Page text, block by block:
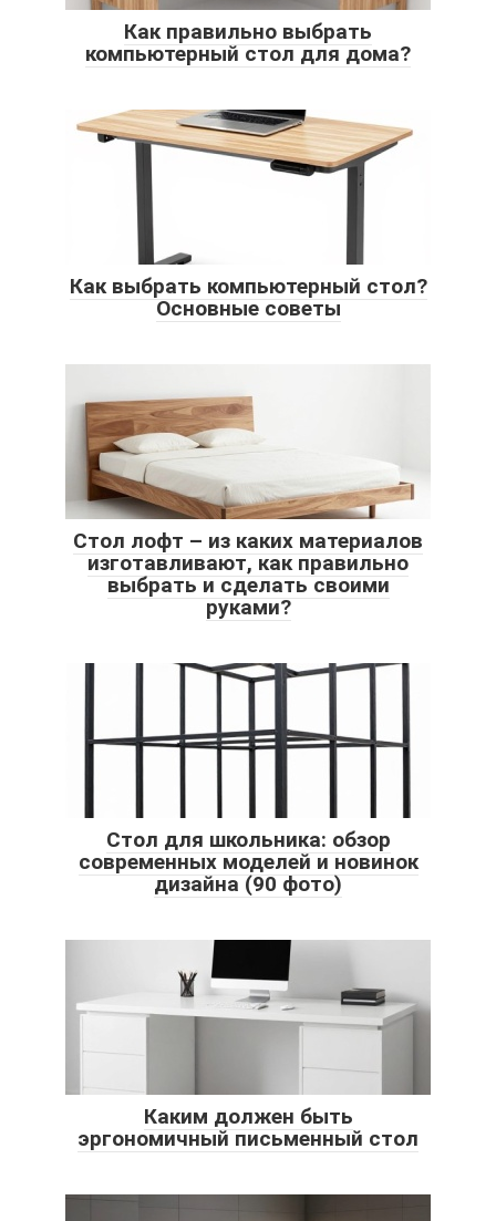
Как правильно выбрать
компьютерный стол для дома?
Как выбрать компьютерный стол?
Основные советы
Стол лофт – из каких материалов
изготавливают, как правильно
выбрать и сделать своими
руками?
Стол для школьника: обзор
современных моделей и новинок
дизайна (90 фото)
Каким должен быть
эргономичный письменный стол